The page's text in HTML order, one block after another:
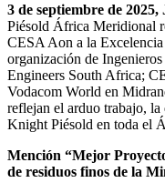
3 de septiembre de
Piésold África Meridional
CESA Aon a la
organización de
Engineers South Africa;
Vodacom World en
reflejan el arduo trabajo,
Knight Piésold en toda el
Mención “Mejor
de residuos finos de la